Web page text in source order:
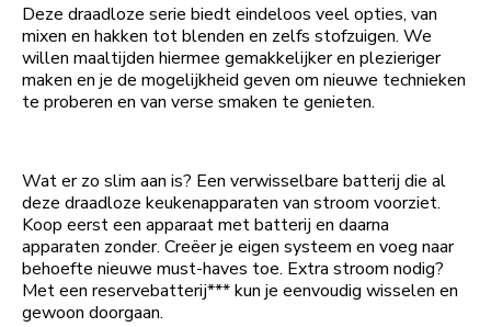
Deze draadloze serie biedt eindeloos veel opties, van
mixen en hakken tot blenden en zelfs stofzuigen. We
willen maaltijden hiermee gemakkelijker en plezieriger
maken en je de mogelijkheid geven om nieuwe technieken
te proberen en van verse smaken te genieten.
Wat er zo slim aan is? Een verwisselbare batterij die al
deze draadloze keukenapparaten van stroom voorziet.
Koop eerst een apparaat met batterij en daarna
apparaten zonder. Creëer je eigen systeem en voeg naar
behoefte nieuwe must-haves toe. Extra stroom nodig?
Met een reservebatterij*** kun je eenvoudig wisselen en
gewoon doorgaan.